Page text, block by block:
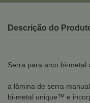
Descrição do
Serra para arco bi-metal
a lâmina de serra
bi-metal unique™ e